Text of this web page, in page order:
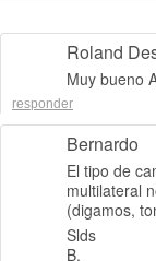
Roland
Muy bueno
responder
Bernardo
El tipo de
multilateral
(digamos,
Slds
B.